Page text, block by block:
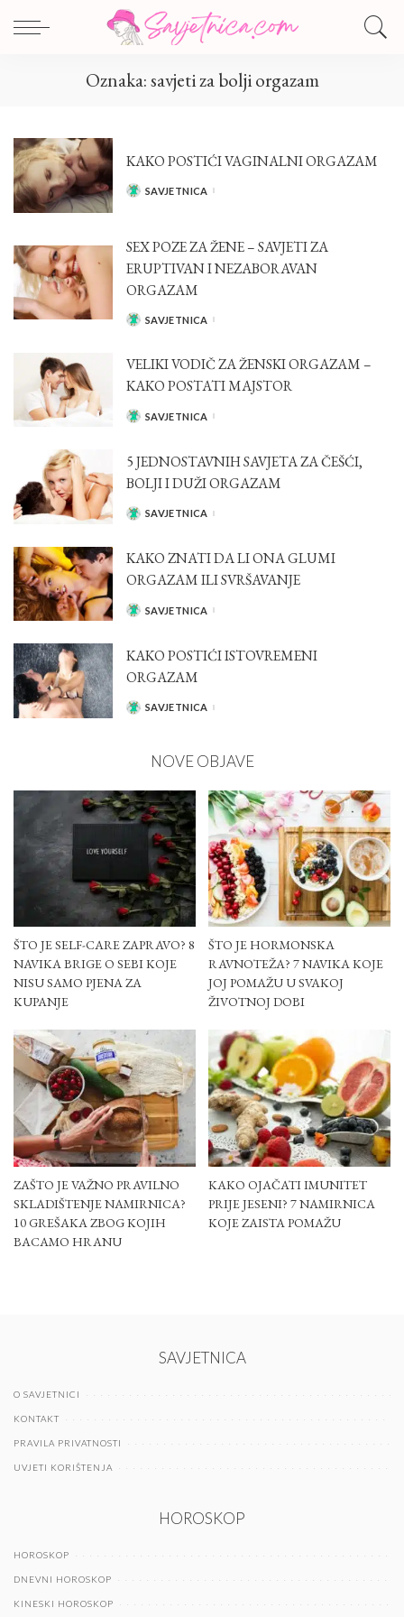
Oznaka:savjeti za bolji orgazam
KAKO POSTIĆI VAGINALNI ORGAZAM
POSTED
SAVJETNICA
SEX POZE ZA ŽENE – SAVJETI ZA
ERUPTIVAN I NEZABORAVAN
ORGAZAM
POSTED
SAVJETNICA
VELIKI VODIČ ZA ŽENSKI ORGAZAM –
KAKO POSTATI MAJSTOR
POSTED
SAVJETNICA
5 JEDNOSTAVNIH SAVJETA ZA ČEŠĆI,
BOLJI I DUŽI ORGAZAM
POSTED
SAVJETNICA
KAKO ZNATI DA LI ONA GLUMI
ORGAZAM ILI SVRŠAVANJE
POSTED
SAVJETNICA
KAKO POSTIĆI ISTOVREMENI
ORGAZAM
POSTED
SAVJETNICA
NOVE OBJAVE
ŠTO JE SELF-CARE ZAPRAVO? 8
NAVIKA BRIGE O SEBI KOJE
NISU SAMO PJENA ZA
KUPANJE
ŠTO JE HORMONSKA
RAVNOTEŽA? 7 NAVIKA KOJE
JOJ POMAŽU U SVAKOJ
ŽIVOTNOJ DOBI
ZAŠTO JE VAŽNO PRAVILNO
SKLADIŠTENJE NAMIRNICA?
10 GREŠAKA ZBOG KOJIH
BACAMO HRANU
KAKO OJAČATI IMUNITET
PRIJE JESENI? 7 NAMIRNICA
KOJE ZAISTA POMAŽU
SAVJETNICA
O SAVJETNICI
KONTAKT
PRAVILA PRIVATNOSTI
UVJETI KORIŠTENJA
HOROSKOP
HOROSKOP
DNEVNI HOROSKOP
KINESKI HOROSKOP